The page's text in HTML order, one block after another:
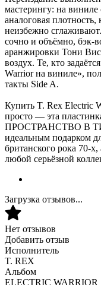
мастерингу: на
аналоговая
неизбежно
сочно и объёмно,
аранжировки Тони
воздух. Те, кто
Warrior на виниле»,
такты Side A.
Купить T. Rex Electric
просто — эта
ПРОСТРАНСТВО В
идеальным подарком
британского рока 70-
любой серьёзной
Загрузка отзывов...
Нет отзывов
Добавить отзыв
Исполнитель
T. REX
Альбом
ELECTRIC WARRIOR